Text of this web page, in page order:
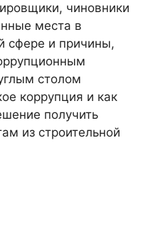
чиновники
места в
сфере и причины,
столом
коррупция и как
получить
из строительной